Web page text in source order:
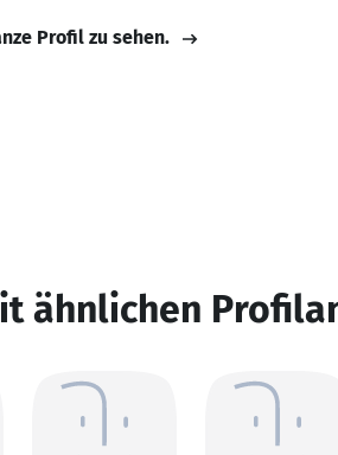
Profil zu sehen.
ähnlichen